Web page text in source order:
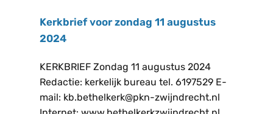
Kerkbrief voor zondag 11 augustus
2024
KERKBRIEF Zondag 11 augustus 2024
Redactie: kerkelijk bureau tel. 6197529 E-
mail: kb.bethelkerk@pkn-zwijndrecht.nl